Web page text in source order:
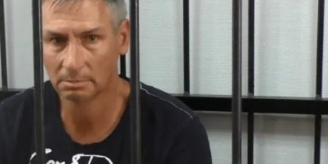
0
судебный процесс по делу о гибели 11 человек при